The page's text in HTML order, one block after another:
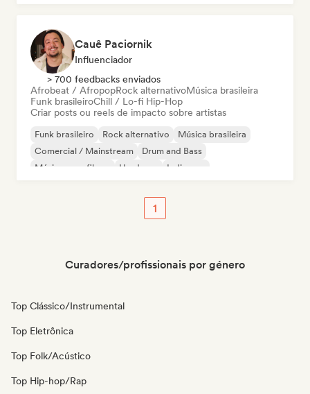
Cauê Paciornik
Influenciador
> 700 feedbacks enviados
Afrobeat / AfropopRock alternativoMúsica brasileira
Funk brasileiroChill / Lo-fi Hip-Hop
Criar posts ou reels de impacto sobre artistas
Funk brasileiro Rock alternativo
Música brasileira
Comercial / Mainstream
Drum and Bass
Música para filmes
Hardcore Indie pop
1
Curadores/profissionais por género
Top Clássico/Instrumental
Top Eletrônica
Top Folk/Acústico
Top Hip-hop/Rap